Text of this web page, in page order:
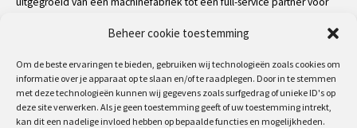
Beheer cookie toestemming
Om de beste ervaringen te bieden, gebruiken wij technologieën zoals cookies om
informatie over je apparaat op te slaan en/of te raadplegen. Door in te stemmen
met deze technologieën kunnen wij gegevens zoals surfgedrag of unieke ID's op
deze site verwerken. Als je geen toestemming geeft of uw toestemming intrekt,
kan dit een nadelige invloed hebben op bepaalde functies en mogelijkheden.
bijna alle uitdagingen aan op het gebied van service, machinale
meer